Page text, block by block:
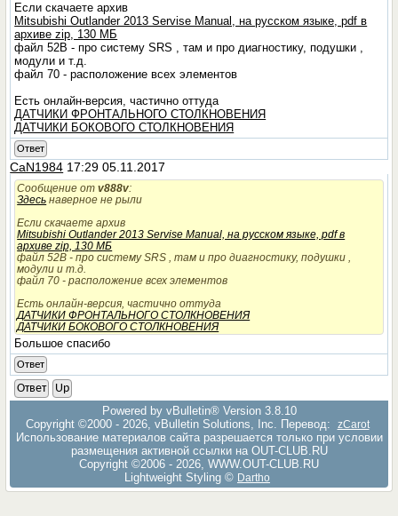
Если скачаете архив
Mitsubishi Outlander 2013 Servise Manual, на русском языке, pdf в
архиве zip, 130 МБ
файл 52B - про систему SRS , там и про диагностику, подушки ,
модули и т.д.
файл 70 - расположение всех элементов
Есть онлайн-версия, частично оттуда
ДАТЧИКИ ФРОНТАЛЬНОГО СТОЛКНОВЕНИЯ
ДАТЧИКИ БОКОВОГО СТОЛКНОВЕНИЯ
Ответ
CaN1984 17:29 05.11.2017
Сообщение отv888v:
Здесь наверное не рыли
Если скачаете архив
Mitsubishi Outlander 2013 Servise Manual, на русском языке, pdf в
архиве zip, 130 МБ
файл 52B - про систему SRS , там и про диагностику, подушки ,
модули и т.д.
файл 70 - расположение всех элементов
Есть онлайн-версия, частично оттуда
ДАТЧИКИ ФРОНТАЛЬНОГО СТОЛКНОВЕНИЯ
ДАТЧИКИ БОКОВОГО СТОЛКНОВЕНИЯ
Большое спасибо
Ответ
Ответ
Up
Powered by vBulletin® Version 3.8.10
Copyright ©2000 - 2026, vBulletin Solutions, Inc. Перевод:
zCarot
Использование материалов сайта разрешается только при условии
размещения активной ссылки на OUT-CLUB.RU
Copyright ©2006 - 2026, WWW.OUT-CLUB.RU
Lightweight Styling © Dartho